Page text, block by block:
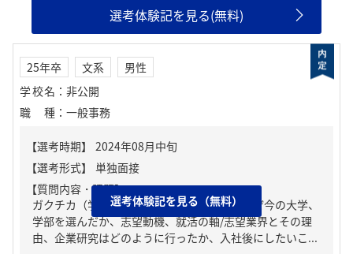
選考体験記を見る(無料)
25年卒 文系
男性
学校名 ： 非公開
職種 ： 一般事務
【質問内容・課題】
ガクチカ（学生時代に力を入れたこと）、なぜ今の大学、
学部を選んだか、志望動機、就活の軸/志望業界とその理
由、企業研究はどのように行ったか、入社後にしたいこ...
選考体験記を見る（無料）